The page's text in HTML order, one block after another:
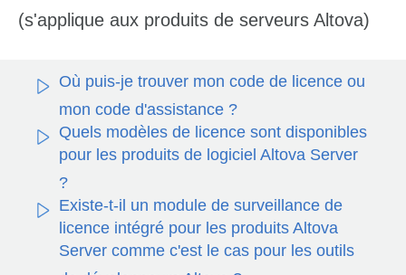
(s'applique aux produits de serveurs Altova)
Où puis-je trouver mon code de licence ou
mon code d'assistance ?
Quels modèles de licence sont disponibles
pour les produits de logiciel Altova Server
?
Existe-t-il un module de surveillance de
licence intégré pour les produits Altova
Server comme c'est le cas pour les outils